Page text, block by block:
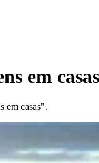
em casas
em casas".